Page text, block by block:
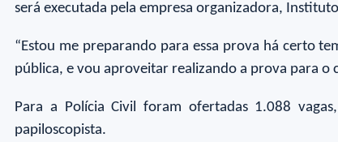
será executada pela empresa organizadora,
“Estou me preparando para essa prova há certo
pública, e vou aproveitar realizando a prova para o
Para a Polícia Civil foram ofertadas 1.088
papiloscopista.